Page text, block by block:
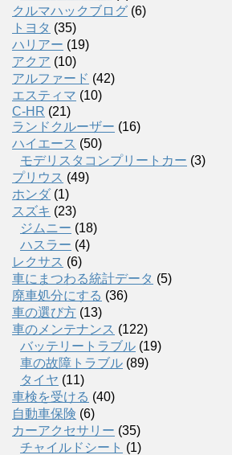
クルマハックブログ (6)
トヨタ (35)
ハリアー (19)
アクア (10)
アルファード (42)
エスティマ (10)
C-HR (21)
ランドクルーザー (16)
ハイエース (50)
モデリスタコンプリートカー (3)
プリウス (49)
ホンダ (1)
スズキ (23)
ジムニー (18)
ハスラー (4)
レクサス (6)
車にまつわる統計データ (5)
廃車処分にする (36)
車の選び方 (13)
車のメンテナンス (122)
バッテリートラブル (19)
車の故障トラブル (89)
タイヤ (11)
車検を受ける (40)
自動車保険 (6)
カーアクセサリー (35)
チャイルドシート (1)